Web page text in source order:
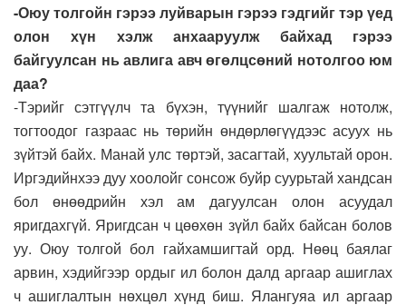
-Оюу толгойн гэрээ луйварын гэрээ гэдгийг тэр үед
олон хүн хэлж анхааруулж байхад гэрээ
байгуулсан нь авлига авч өгөлцсөний нотолгоо юм
даа?
-Тэрийг сэтгүүлч та бүхэн, түүнийг шалгаж нотолж,
тогтоодог газраас нь төрийн өндөрлөгүүдээс асуух нь
зүйтэй байх. Манай улс төртэй, засагтай, хуультай орон.
Иргэдийнхээ дуу хоолойг сонсож буйр суурьтай хандсан
бол өнөөдрийн хэл ам дагуулсан олон асуудал
яригдахгүй. Яригдсан ч цөөхөн зүйл байх байсан болов
уу. Оюу толгой бол гайхамшигтай орд. Нөөц баялаг
арвин, хэдийгээр ордыг ил болон далд аргаар ашиглах
ч ашиглалтын нөхцөл хүнд биш. Ялангуяа ил аргаар